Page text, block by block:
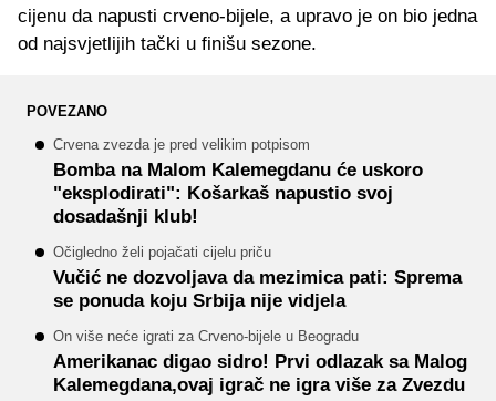
cijenu da napusti crveno-bijele, a upravo je on bio jedna
od najsvjetlijih tački u finišu sezone.
POVEZANO
Crvena zvezda je pred velikim potpisom
Bomba na Malom Kalemegdanu će uskoro
"eksplodirati": Košarkaš napustio svoj
dosadašnji klub!
Očigledno želi pojačati cijelu priču
Vučić ne dozvoljava da mezimica pati: Sprema
se ponuda koju Srbija nije vidjela
On više neće igrati za Crveno-bijele u Beogradu
Amerikanac digao sidro! Prvi odlazak sa Malog
Kalemegdana,ovaj igrač ne igra više za Zvezdu